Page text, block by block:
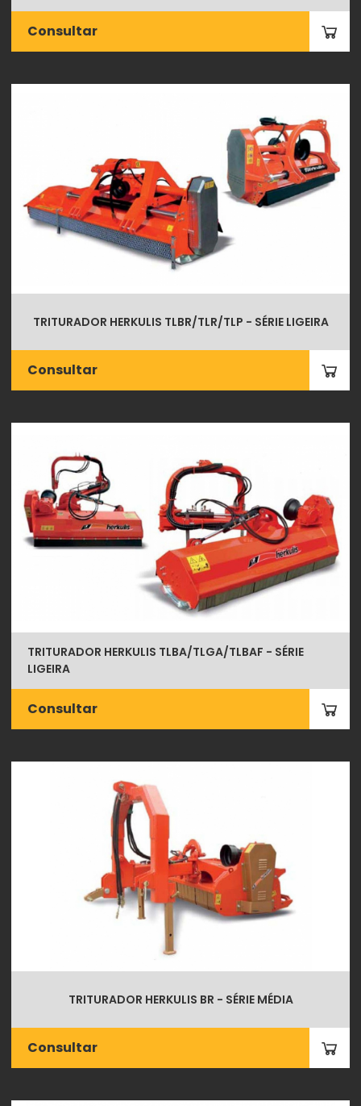
Consultar
TRITURADOR HERKULIS TLBR/TLR/TLP - SÉRIE LIGEIRA
Consultar
TRITURADOR HERKULIS TLBA/TLGA/TLBAF - SÉRIE
LIGEIRA
Consultar
TRITURADOR HERKULIS BR - SÉRIE MÉDIA
Consultar